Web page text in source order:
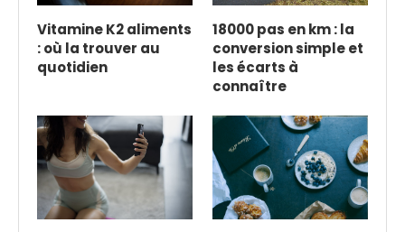
Vitamine K2 aliments
: où la trouver au
quotidien
18000 pas en km : la
conversion simple et
les écarts à
connaître